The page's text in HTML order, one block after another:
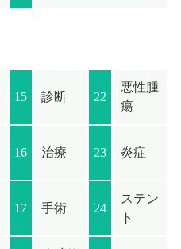
15 診断 22
悪性腫
瘍
16 治療 23 炎症
17 手術 24
ステン
ト